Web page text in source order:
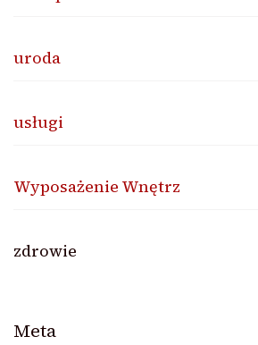
uroda
usługi
Wyposażenie Wnętrz
zdrowie
Meta